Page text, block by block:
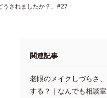
うされましたか？」#27
関連記事
老眼のメイクしづらさ
する？｜なんでも相談